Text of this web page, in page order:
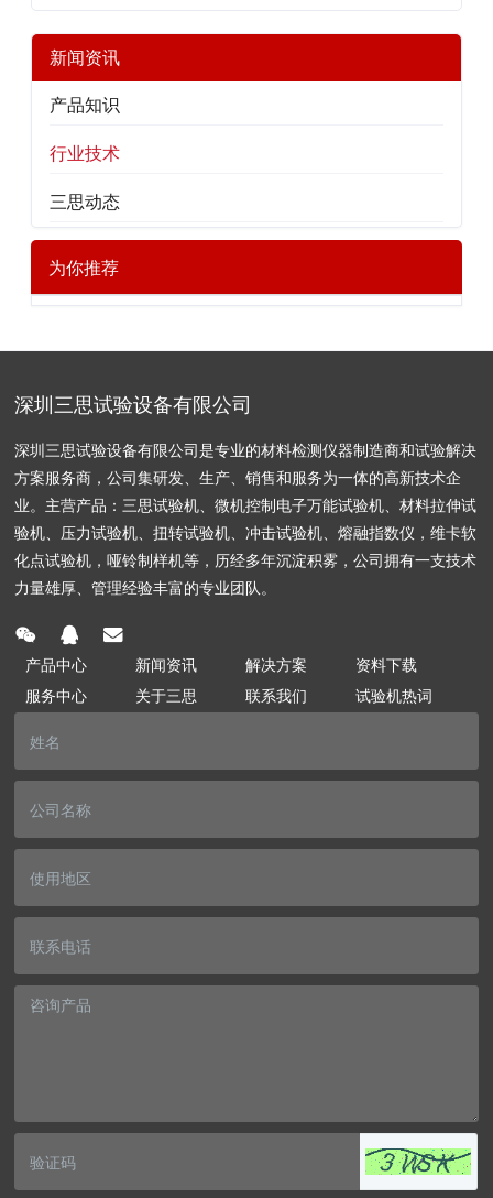
新闻资讯
产品知识
行业技术
三思动态
为你推荐
深圳三思试验设备有限公司
深圳三思试验设备有限公司是专业的材料检测仪器制造商和试验解决
方案服务商，公司集研发、生产、销售和服务为一体的高新技术企
业。主营产品：三思试验机、微机控制电子万能试验机、材料拉伸试
验机、压力试验机、扭转试验机、冲击试验机、熔融指数仪，维卡软
化点试验机，哑铃制样机等，历经多年沉淀积雾，公司拥有一支技术
力量雄厚、管理经验丰富的专业团队。
产品中心 新闻资讯 解决方案
资料下载
服务中心
关于三思 联系我们 试验机热词